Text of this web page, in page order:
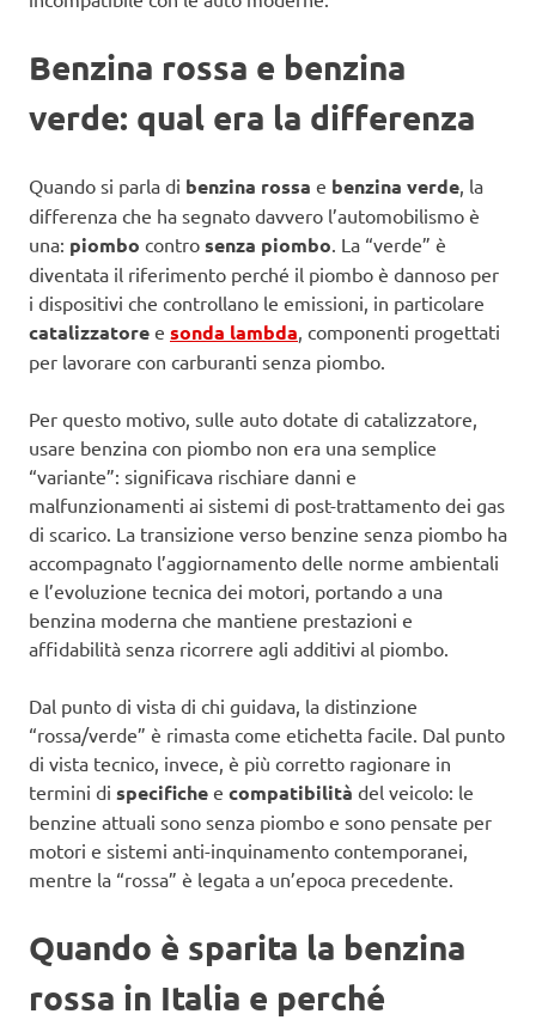
Benzina rossa e benzina
verde: qual era la differenza
Quando si parla di benzina rossa e benzina verde, la
differenza che ha segnato davvero l’automobilismo è
una: piombo contro senza piombo. La “verde” è
diventata il riferimento perché il piombo è dannoso per
i dispositivi che controllano le emissioni, in particolare
catalizzatore e sonda lambda, componenti progettati
per lavorare con carburanti senza piombo.
Per questo motivo, sulle auto dotate di catalizzatore,
usare benzina con piombo non era una semplice
“variante”: significava rischiare danni e
malfunzionamenti ai sistemi di post-trattamento dei gas
di scarico. La transizione verso benzine senza piombo ha
accompagnato l’aggiornamento delle norme ambientali
e l’evoluzione tecnica dei motori, portando a una
benzina moderna che mantiene prestazioni e
affidabilità senza ricorrere agli additivi al piombo.
Dal punto di vista di chi guidava, la distinzione
“rossa/verde” è rimasta come etichetta facile. Dal punto
di vista tecnico, invece, è più corretto ragionare in
termini di specifiche e compatibilità del veicolo: le
benzine attuali sono senza piombo e sono pensate per
motori e sistemi anti-inquinamento contemporanei,
mentre la “rossa” è legata a un’epoca precedente.
Quando è sparita la benzina
rossa in Italia e perché